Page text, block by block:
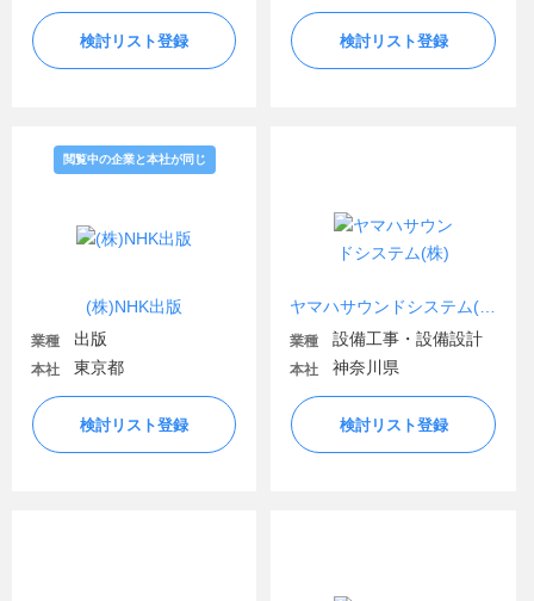
検討リスト登録 検討リスト登録
(株)NHK出版
閲覧中の企業と本社が同じ
業種 出版
本社 東京都
検討リスト登録
業種 設備工事・設備設計
本社 神奈川県
検討リスト登録